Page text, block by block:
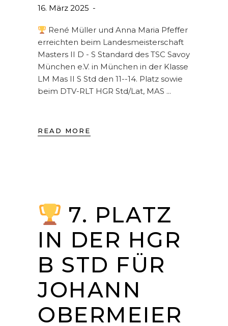
16. März 2025
René Müller und Anna Maria Pfeffer
erreichten beim Landesmeisterschaft
Masters II D - S Standard des TSC Savoy
München e.V. in München in der Klasse
LM Mas II S Std den 11--14. Platz sowie
beim DTV-RLT HGR Std/Lat, MAS
READ MORE
7. PLATZ
IN DER HGR
B STD FÜR
JOHANN
OBERMEIER